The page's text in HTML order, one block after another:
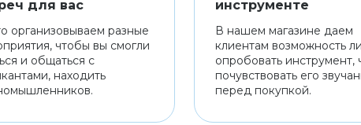
для вас
организовываем разные
чтобы вы смогли
и общаться с
находить
инструменте
В нашем магазине даем
клиентам возможность
опробовать инструмент,
почувствовать его
перед покупкой.